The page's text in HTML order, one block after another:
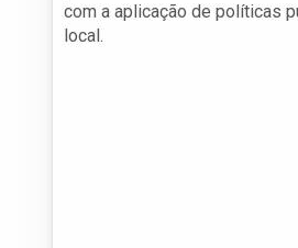
com a aplicação de políticas
local.